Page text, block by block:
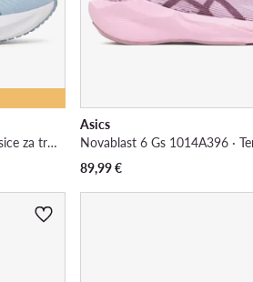
Gel-Excite 11 1012B861 · Tenisice za trčanje
Asics
89,99€